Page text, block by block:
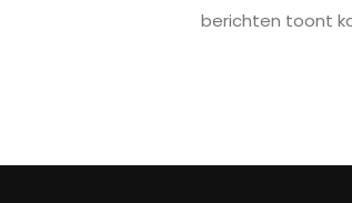
berichten toont